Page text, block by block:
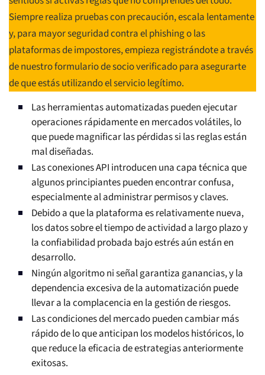
Siempre realiza pruebas con precaución, escala lentamente
y, para mayor seguridad contra el phishing o las
plataformas de impostores, empieza registrándote a través
de nuestro formulario de socio verificado para asegurarte
de que estás utilizando el servicio legítimo.
Las herramientas automatizadas pueden ejecutar
operaciones rápidamente en mercados volátiles, lo
que puede magnificar las pérdidas si las reglas están
mal diseñadas.
Las conexiones API introducen una capa técnica que
algunos principiantes pueden encontrar confusa,
especialmente al administrar permisos y claves.
Debido a que la plataforma es relativamente nueva,
los datos sobre el tiempo de actividad a largo plazo y
la confiabilidad probada bajo estrés aún están en
desarrollo.
Ningún algoritmo ni señal garantiza ganancias, y la
dependencia excesiva de la automatización puede
llevar a la complacencia en la gestión de riesgos.
Las condiciones del mercado pueden cambiar más
rápido de lo que anticipan los modelos históricos, lo
que reduce la eficacia de estrategias anteriormente
exitosas.